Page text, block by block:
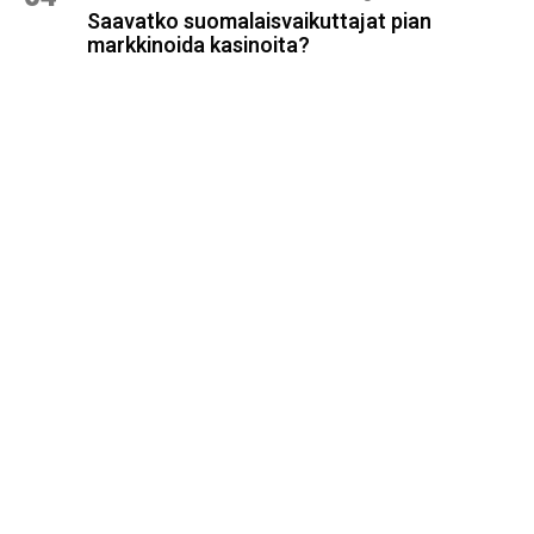
Saavatko suomalaisvaikuttajat pian
markkinoida kasinoita?